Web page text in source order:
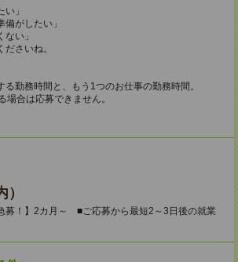
」
備がしたい」
ない」
さいね。
勤務時間と、もう1つのお仕事の勤務時間。
場合は応募できません。
募！】2カ月～ ■ご応募から最短2～3日後の就業